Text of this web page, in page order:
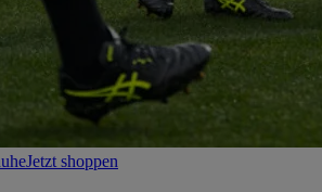
Jetzt shoppen